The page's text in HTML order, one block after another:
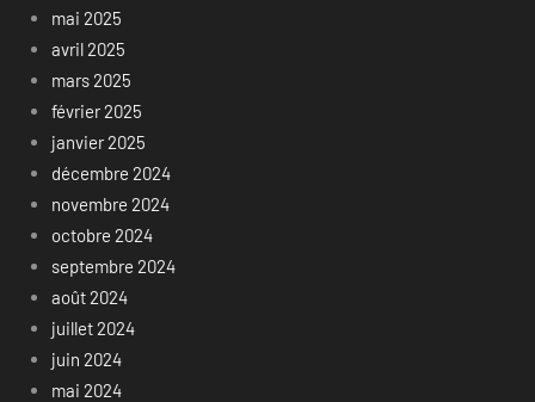
mai 2025
avril 2025
mars 2025
février 2025
janvier 2025
décembre 2024
novembre 2024
octobre 2024
septembre 2024
août 2024
juillet 2024
juin 2024
mai 2024